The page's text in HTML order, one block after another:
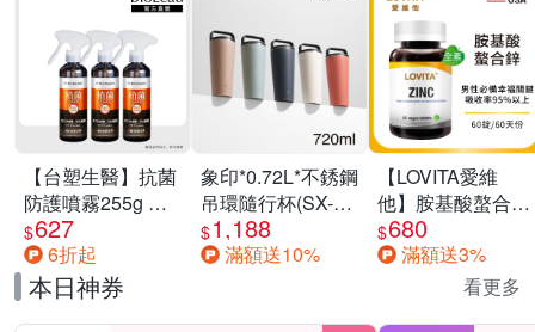
【台塑生醫】抗菌
防護噴霧255g 三
入組
$627
6折起
象印*0.72L*不銹鋼
吊環隨行杯(SX-
LA72H)
$1,188
滿額送10%
【LOVITA愛維
他】胺基酸螯合鋅
x2瓶30mg素食錠
(鋅錠)
$680
滿額送3%
本日神券 看更多